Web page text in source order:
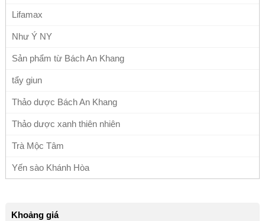
Lifamax
Như Ý NY
Sản phẩm từ Bách An Khang
tẩy giun
Thảo dược Bách An Khang
Thảo dược xanh thiên nhiên
Trà Mộc Tâm
Yến sào Khánh Hòa
Khoảng giá